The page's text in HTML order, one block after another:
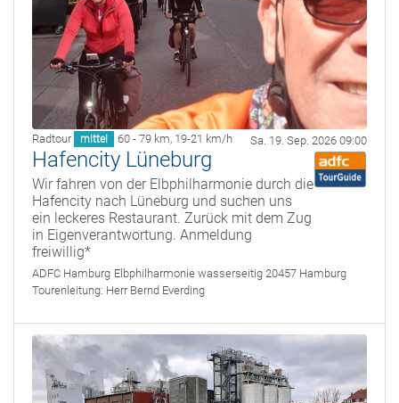
Radtour mittel 60 - 79 km, 19-21 km/h Sa. 19. Sep. 2026 09:00
Hafencity Lüneburg
Wir fahren von der Elbphilharmonie durch die
Hafencity nach Lüneburg und suchen uns
ein leckeres Restaurant. Zurück mit dem Zug
in Eigenverantwortung. Anmeldung
freiwillig*
ADFC Hamburg Elbphilharmonie wasserseitig 20457 Hamburg
Tourenleitung: Herr Bernd Everding